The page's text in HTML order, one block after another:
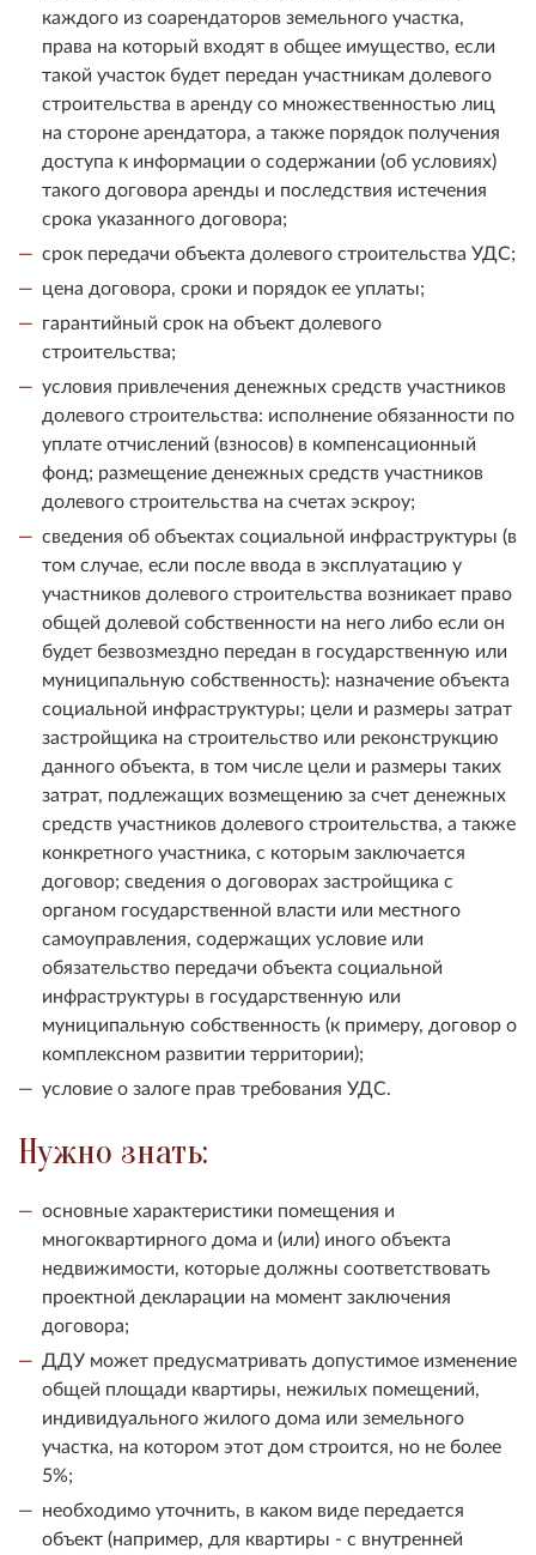
каждого из соарендаторов земельного участка,
права на который входят в общее имущество, если
такой участок будет передан участникам долевого
строительства в аренду со множественностью лиц
на стороне арендатора, а также порядок получения
доступа к информации о содержании (об условиях)
такого договора аренды и последствия истечения
срока указанного договора;
срок передачи объекта долевого строительства УДС;
цена договора, сроки и порядок ее уплаты;
гарантийный срок на объект долевого
строительства;
условия привлечения денежных средств участников
долевого строительства: исполнение обязанности по
уплате отчислений (взносов) в компенсационный
фонд; размещение денежных средств участников
долевого строительства на счетах эскроу;
сведения об объектах социальной инфраструктуры (в
том случае, если после ввода в эксплуатацию у
участников долевого строительства возникает право
общей долевой собственности на него либо если он
будет безвозмездно передан в государственную или
муниципальную собственность): назначение объекта
социальной инфраструктуры; цели и размеры затрат
застройщика на строительство или реконструкцию
данного объекта, в том числе цели и размеры таких
затрат, подлежащих возмещению за счет денежных
средств участников долевого строительства, а также
конкретного участника, с которым заключается
договор; сведения о договорах застройщика с
органом государственной власти или местного
самоуправления, содержащих условие или
обязательство передачи объекта социальной
инфраструктуры в государственную или
муниципальную собственность (к примеру, договор о
комплексном развитии территории);
условие о залоге прав требования УДС.
Нужно знать:
основные характеристики помещения и
многоквартирного дома и (или) иного объекта
недвижимости, которые должны соответствовать
проектной декларации на момент заключения
договора;
ДДУ может предусматривать допустимое изменение
общей площади квартиры, нежилых помещений,
индивидуального жилого дома или земельного
участка, на котором этот дом строится, но не более
5%;
необходимо уточнить, в каком виде передается
объект (например, для квартиры - с внутренней